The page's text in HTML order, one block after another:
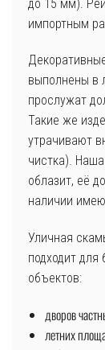
до 15 мм).
импортным
выполнены в
прослужат
Такие же
утрачивают
чистка).
облазит, её
наличии
Уличная
подходит
объектов:
дворов
летних